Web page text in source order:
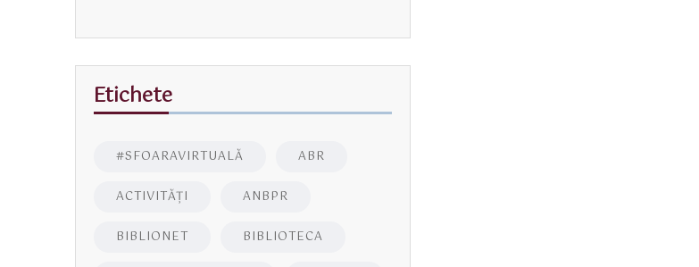
Etichete
#SFOARAVIRTUALĂ ABR
ACTIVITĂŢI ANBPR
BIBLIONET BIBLIOTECA